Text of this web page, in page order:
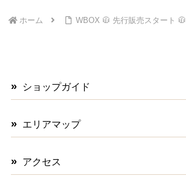
ホーム WBOX 🧥 先行販売スタート 🧥
ショップガイド
エリアマップ
アクセス